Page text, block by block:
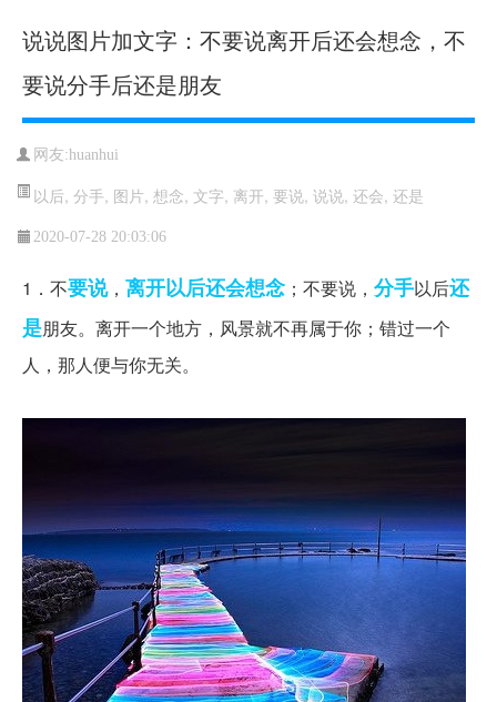
说说图片加文字：不要说离开后还会想念，不
要说分手后还是朋友
网友:huanhui
以后, 分手, 图片, 想念, 文字, 离开, 要说, 说说, 还会, 还是
2020-07-28 20:03:06
1．不要说， 离开以后还会想念；不要说， 分手以后还
是朋友。离开一个地方，风景就不再属于你；错过一个
人，那人便与你无关。